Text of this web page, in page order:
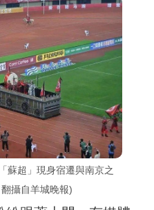
蘇超」現身宿遷與南京之
攝自羊城晚報)